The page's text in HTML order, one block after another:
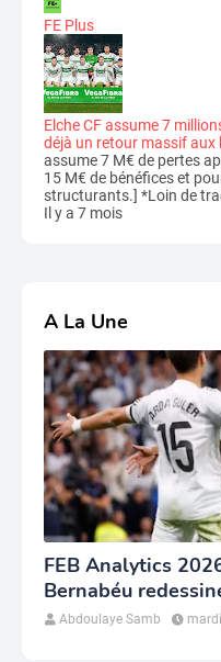
FE Plus
Elche CF assume 7
déjà un retour massif aux
assume 7 M€ de pertes
15 M€ de bénéfices et
structurants.] *Loin de
Il y a 7 mois
A La Une
FEB Analytics
Bernabéu
du club
Abdoulaye Samb